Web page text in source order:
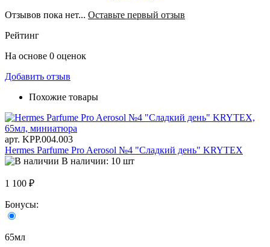
Отзывов пока нет... Оставьте первый отзыв
Рейтинг
На основе 0 оценок
Добавить отзыв
Похожие товары
арт. KРР.004.003
Hermes Parfume Pro Aerosol №4 "Сладкий день" KRYTEX
В наличии: 10 шт
1 100 ₽
Бонусы:
65мл